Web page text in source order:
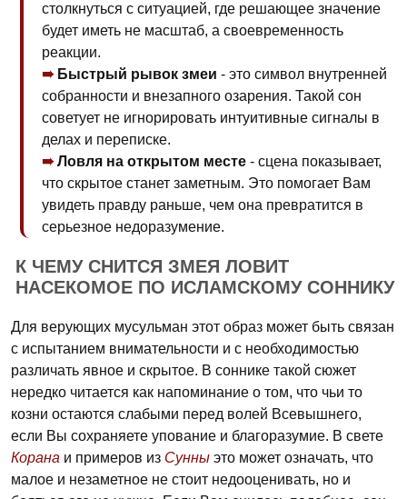
столкнуться с ситуацией, где решающее значение
будет иметь не масштаб, а своевременность
реакции.
Быстрый рывок змеи - это символ внутренней
собранности и внезапного озарения. Такой сон
советует не игнорировать интуитивные сигналы в
делах и переписке.
Ловля на открытом месте - сцена показывает,
что скрытое станет заметным. Это помогает Вам
увидеть правду раньше, чем она превратится в
серьезное недоразумение.
К ЧЕМУ СНИТСЯ ЗМЕЯ ЛОВИТ
НАСЕКОМОЕ ПО ИСЛАМСКОМУ СОННИКУ
Для верующих мусульман этот образ может быть связан
с испытанием внимательности и с необходимостью
различать явное и скрытое. В соннике такой сюжет
нередко читается как напоминание о том, что чьи то
козни остаются слабыми перед волей Всевышнего,
если Вы сохраняете упование и благоразумие. В свете
Корана и примеров из Сунны это может означать, что
малое и незаметное не стоит недооценивать, но и